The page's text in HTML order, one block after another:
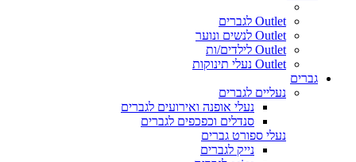
Outlet לגברים
Outlet לנשים ונוער
Outlet לילדים/ות
Outlet נעלי תינוקות
גברים
נעליים לגברים
נעלי אופנה ואירועים לגברים
סנדלים וכפכפים לגברים
נעלי ספורט גברים
נייק לגברים